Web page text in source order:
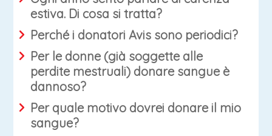
estiva. Di cosa si tratta?
Perché i donatori Avis sono periodici?
Per le donne (già soggette alle
perdite mestruali) donare sangue è
dannoso?
Per quale motivo dovrei donare il mio
sangue?